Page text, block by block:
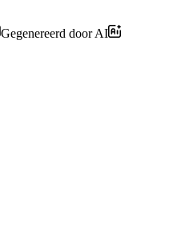
Gegenereerd door AI